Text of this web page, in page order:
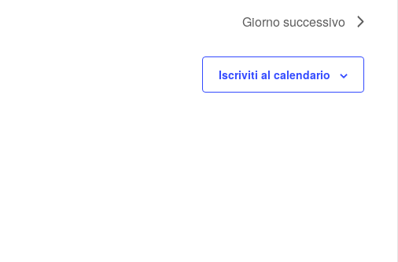
e
a
v
i
Giorno successivo
Iscriviti al calendario